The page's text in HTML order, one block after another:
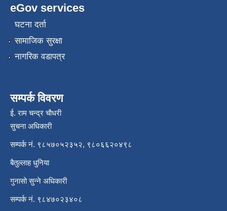
eGov services
घटना दर्ता
सामाजिक सुरक्षा
नागरिक वडापत्र
सम्पर्क विवरण
ई. राम चन्द्र चाैधरी
सुचना अधिकारी
सम्पर्क नं. ९८५७०५२३५२, ९८०६६२०४९८
बैतुल्लाह धुनिया
गुनासाे सुन्ने अधिकारी
सम्पर्क नं. ९८४७०२३४०८